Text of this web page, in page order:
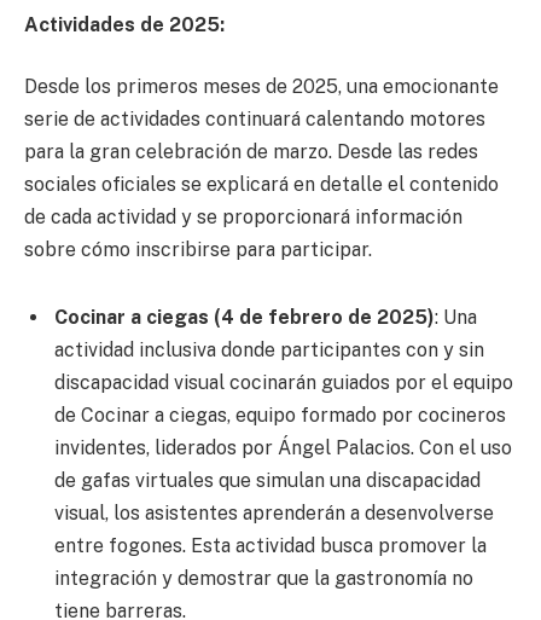
Actividades de 2025:
Desde los primeros meses de 2025, una emocionante
serie de actividades continuará calentando motores
para la gran celebración de marzo. Desde las redes
sociales oficiales se explicará en detalle el contenido
de cada actividad y se proporcionará información
sobre cómo inscribirse para participar.
Cocinar a ciegas (4 de febrero de 2025): Una
actividad inclusiva donde participantes con y sin
discapacidad visual cocinarán guiados por el equipo
de Cocinar a ciegas, equipo formado por cocineros
invidentes, liderados por Ángel Palacios. Con el uso
de gafas virtuales que simulan una discapacidad
visual, los asistentes aprenderán a desenvolverse
entre fogones. Esta actividad busca promover la
integración y demostrar que la gastronomía no
tiene barreras.